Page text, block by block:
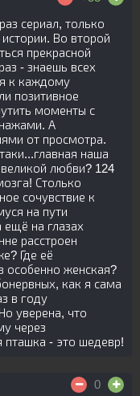
сериал, только
Во второй
прекрасной
- знаешь всех
к каждому
позитивное
моменты с
А
от просмотра.
наша
любви? 124
Столько
сочувствие к
на пути
на глазах
расстроен
Где её
особенно женская?
как я сама
в году
уверена, что
через
пташка - это шедевр!
0